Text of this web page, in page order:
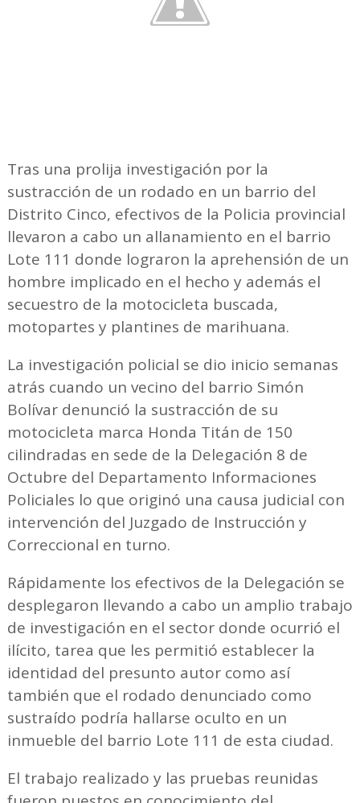
Tras una prolija investigación por la
sustracción de un rodado en un barrio del
Distrito Cinco, efectivos de la Policia provincial
llevaron a cabo un allanamiento en el barrio
Lote 111 donde lograron la aprehensión de un
hombre implicado en el hecho y además el
secuestro de la motocicleta buscada,
motopartes y plantines de marihuana.
La investigación policial se dio inicio semanas
atrás cuando un vecino del barrio Simón
Bolívar denunció la sustracción de su
motocicleta marca Honda Titán de 150
cilindradas en sede de la Delegación 8 de
Octubre del Departamento Informaciones
Policiales lo que originó una causa judicial con
intervención del Juzgado de Instrucción y
Correccional en turno.
Rápidamente los efectivos de la Delegación se
desplegaron llevando a cabo un amplio trabajo
de investigación en el sector donde ocurrió el
ilícito, tarea que les permitió establecer la
identidad del presunto autor como así
también que el rodado denunciado como
sustraído podría hallarse oculto en un
inmueble del barrio Lote 111 de esta ciudad.
El trabajo realizado y las pruebas reunidas